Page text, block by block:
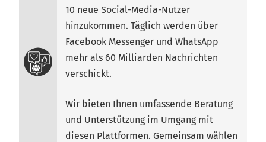
10 neue Social-Media-Nutzer
hinzukommen. Täglich werden über
Facebook Messenger und WhatsApp
mehr als 60 Milliarden Nachrichten
verschickt.
Wir bieten Ihnen umfassende Beratung
und Unterstützung im Umgang mit
diesen Plattformen. Gemeinsam wählen